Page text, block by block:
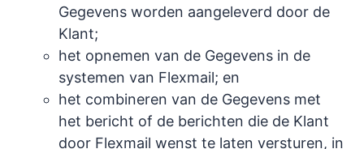
Gegevens worden aangeleverd door de
Klant;
het opnemen van de Gegevens in de
systemen van Flexmail; en
het combineren van de Gegevens met
het bericht of de berichten die de Klant
door Flexmail wenst te laten versturen, in